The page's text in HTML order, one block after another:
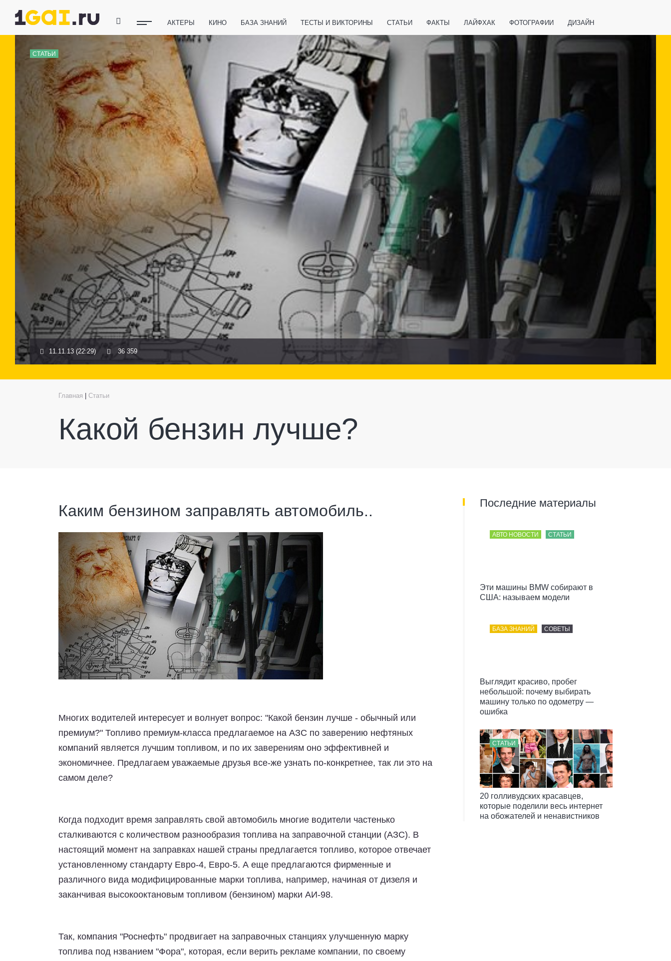
АКТЕРЫ КИНО БАЗА ЗНАНИЙ ТЕСТЫ И ВИКТОРИНЫ СТАТЬИ ФАКТЫ ЛАЙФХАК ФОТОГРАФИИ ДИЗАЙН
ПОЛЕЗНЫЕ СОВЕТЫ ПОЛЕЗНО ЗНАТЬ ЗАКОНОДАТЕЛЬСТВО ВАЖНО ЗНАТЬ СПОРТ СМАРТФОНЫ ПОЛЕЗНОЕ
ФИТНЕС
СТАТЬИ
11.11.13 (22:29) 36 359
Главная Статьи
Какой бензин лучше?
Каким бензином заправлять автомобиль..
Многих водителей интересует и волнует вопрос: "Какой бензин лучше - обычный или
премиум?" Топливо премиум-класса предлагаемое на АЗС по заверению нефтяных
компаний является лучшим топливом, и по их заверениям оно эффективней и
экономичнее. Предлагаем уважаемые друзья все-же узнать по-конкретнее, так ли это на
самом деле?
Когда подходит время заправлять свой автомобиль многие водители частенько
сталкиваются с количеством разнообразия топлива на заправочной станции (АЗС). В
настоящий момент на заправках нашей страны предлагается топливо, которое отвечает
установленному стандарту Евро-4, Евро-5. А еще предлагаются фирменные и
различного вида модифицированные марки топлива, например, начиная от дизеля и
заканчивая высокооктановым топливом (бензином) марки АИ-98.
Так, компания "Роснефть" продвигает на заправочных станциях улучшенную марку
топлива под нзванием "Фора", которая, если верить рекламе компании, по своему
Последние материалы
АВТО НОВОСТИ СТАТЬИ
Эти машины BMW собирают в
США: называем модели
БАЗА ЗНАНИЙ СОВЕТЫ
Выглядит красиво, пробег
небольшой: почему выбирать
машину только по одометру —
ошибка
СТАТЬИ
20 голливудских красавцев,
которые поделили весь интернет
на обожателей и ненавистников